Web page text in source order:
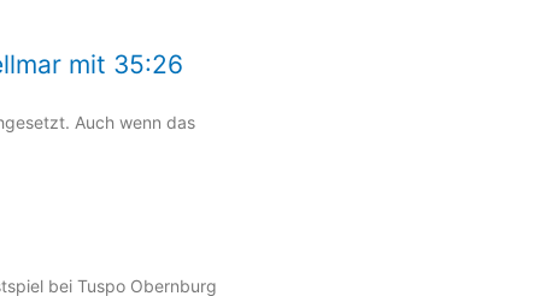
mit 35:26
Auch wenn das
bei Tuspo Obernburg